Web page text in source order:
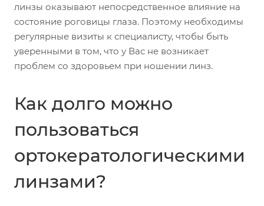
линзы оказывают непосредственное влияние на
состояние роговицы глаза. Поэтому необходимы
регулярные визиты к специалисту, чтобы быть
уверенными в том, что у Вас не возникает
проблем со здоровьем при ношении линз.
Как долго можно
пользоваться
ортокератологическими
линзами?